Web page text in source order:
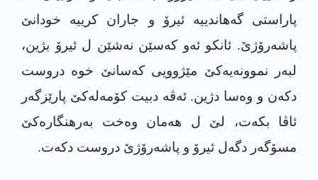
پاراستى گه‌هاندییه‌ ئیرۆ و جاران كرییه‌ خودانێ
پاشه‌رۆژێ. ئانكو ئه‌و كه‌سێن نه‌شێن ل ئیرۆ بژین،
لبه‌ر نموونه‌یه‌كێ مێژوویى كه‌سانێ خوه‌ دروست
دكه‌ن و وه‌سا دژین. ئه‌ڤه‌ دبیت كۆمه‌له‌كێ پارێزگه‌ر
ئاڤا بكه‌ت، لێ ل هه‌مان وه‌خت به‌رهنگاره‌كێ
مسۆگه‌ر دگه‌ل ئیرۆ و پاشه‌رۆژێ دروست دكه‌ت.